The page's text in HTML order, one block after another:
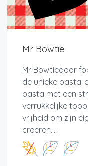
Mr Bowtie
Mr Bowtiedoor
de unieke pasta-
pasta met een
verrukkelijke
vrijheid om zijn
creëren....